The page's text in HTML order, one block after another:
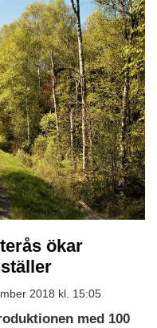
ökar
2018 kl. 15:05
med 100